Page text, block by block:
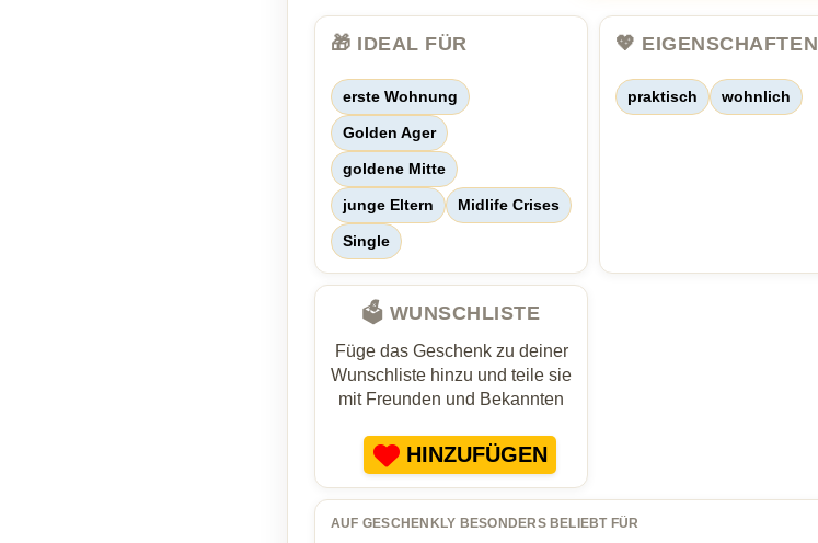
🎁 IDEAL FÜR
erste Wohnung
Golden Ager
goldene Mitte
junge Eltern Midlife Crises
Single
💖 EIGENSCHAFTEN
praktisch wohnlich
🗳️ WUNSCHLISTE
Füge das Geschenk zu deiner
Wunschliste hinzu und teile sie
mit Freunden und Bekannten
HINZUFÜGEN
AUF GESCHENKLY BESONDERS BELIEBT FÜR